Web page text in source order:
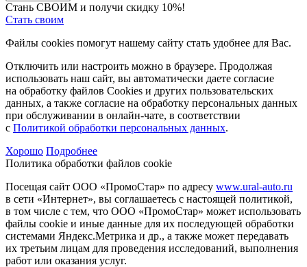
Стань СВОИМ и получи скидку 10%!
Стать своим
Файлы cookies помогут нашему сайту стать удобнее для Вас.
Отключить или настроить можно в браузере. Продолжая
использовать наш сайт, вы автоматически даете согласие
на обработку файлов Cookies и других пользовательских
данных, а также согласие на обработку персональных данных
при обслуживании в онлайн-чате, в соответствии
с Политикой обработки персональных данных.
Хорошо Подробнее
Политика обработки файлов cookie
Посещая сайт ООО «ПромоСтар» по адресу www.ural-auto.ru
в сети «Интернет», вы соглашаетесь с настоящей политикой,
в том числе с тем, что ООО «ПромоСтар» может использовать
файлы cookie и иные данные для их последующей обработки
системами Яндекс.Метрика и др., а также может передавать
их третьим лицам для проведения исследований, выполнения
работ или оказания услуг.